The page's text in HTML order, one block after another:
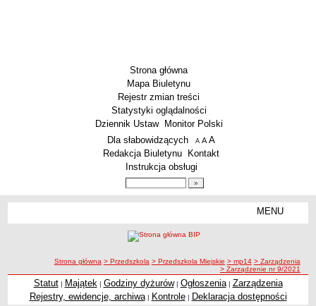
Strona główna
Mapa Biuletynu
Rejestr zmian treści
Statystyki oglądalności
Dziennik Ustaw
Monitor Polski
Menu dodatkowe
Dla słabowidzących A pomniejsz czcionkę
A standardowy rozmiar czcionki
A
Redakcja Biuletynu
Kontakt
Instrukcja obsługi
MENU
Zespoły Szkół
Techniczne Zakłady Naukowe
ścieżka nawigacji
Strona główna > Przedszkola > Przedszkola Miejskie > mp14 > Zarządzenia
> Zarządzenie nr 9/2021
Statut| Majątek | Godziny dyżurów| Ogłoszenia| Zarządzenia
Rejestry, ewidencje, archiwa| Kontrole| Deklaracja dostępności